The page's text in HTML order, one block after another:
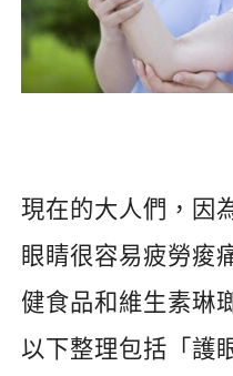
現在的大人們，因
眼睛很容易疲勞痠
健食品和維生素琳
以下整理包括「護